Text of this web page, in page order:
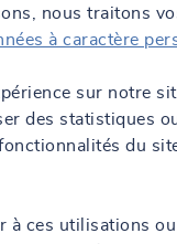
biomasse,
interlocuteurs
organisation et
nous traitons
à caractère
sur notre
des statistiques
du
à ces utilisations